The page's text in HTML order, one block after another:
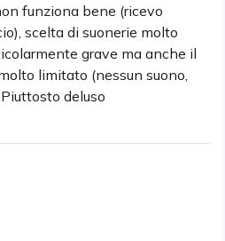
funziona bene (ricevo
scelta di suonerie molto
grave ma anche il
limitato (nessun suono,
deluso